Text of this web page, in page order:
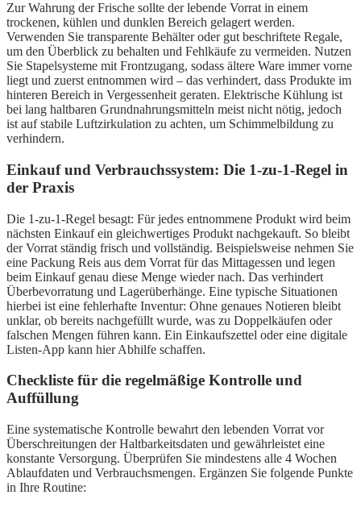
Zur Wahrung der Frische sollte der lebende Vorrat in einem
trockenen, kühlen und dunklen Bereich gelagert werden.
Verwenden Sie transparente Behälter oder gut beschriftete Regale,
um den Überblick zu behalten und Fehlkäufe zu vermeiden. Nutzen
Sie Stapelsysteme mit Frontzugang, sodass ältere Ware immer vorne
liegt und zuerst entnommen wird – das verhindert, dass Produkte im
hinteren Bereich in Vergessenheit geraten. Elektrische Kühlung ist
bei lang haltbaren Grundnahrungsmitteln meist nicht nötig, jedoch
ist auf stabile Luftzirkulation zu achten, um Schimmelbildung zu
verhindern.
Einkauf und Verbrauchssystem: Die 1-zu-1-Regel in
der Praxis
Die 1-zu-1-Regel besagt: Für jedes entnommene Produkt wird beim
nächsten Einkauf ein gleichwertiges Produkt nachgekauft. So bleibt
der Vorrat ständig frisch und vollständig. Beispielsweise nehmen Sie
eine Packung Reis aus dem Vorrat für das Mittagessen und legen
beim Einkauf genau diese Menge wieder nach. Das verhindert
Überbevorratung und Lagerüberhänge. Eine typische Situationen
hierbei ist eine fehlerhafte Inventur: Ohne genaues Notieren bleibt
unklar, ob bereits nachgefüllt wurde, was zu Doppelkäufen oder
falschen Mengen führen kann. Ein Einkaufszettel oder eine digitale
Listen-App kann hier Abhilfe schaffen.
Checkliste für die regelmäßige Kontrolle und
Auffüllung
Eine systematische Kontrolle bewahrt den lebenden Vorrat vor
Überschreitungen der Haltbarkeitsdaten und gewährleistet eine
konstante Versorgung. Überprüfen Sie mindestens alle 4 Wochen
Ablaufdaten und Verbrauchsmengen. Ergänzen Sie folgende Punkte
in Ihre Routine: